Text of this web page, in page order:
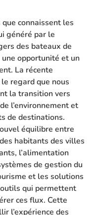
connaissent les
généré par le
des bateaux de
opportunité et un
La récente
regard que nous
la transition vers
l’environnement et
de destinations.
équilibre entre
habitants des villes
l’alimentation
de gestion du
et les solutions
qui permettent
ces flux. Cette
l’expérience des